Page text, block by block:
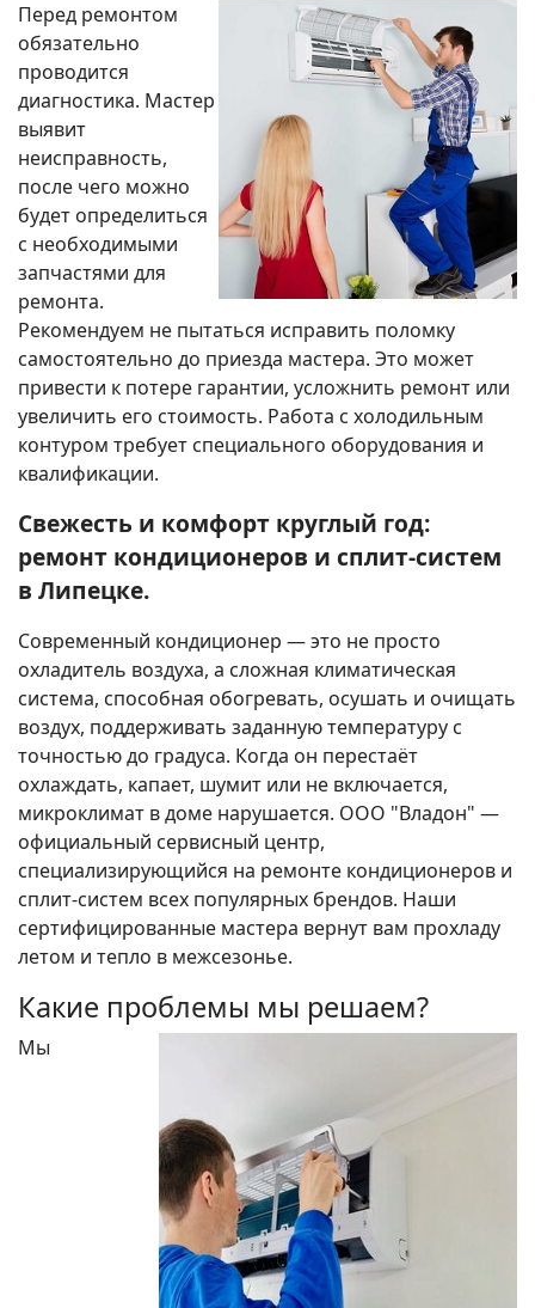
Перед ремонтом
обязательно
проводится
диагностика. Мастер
выявит
неисправность,
после чего можно
будет определиться
с необходимыми
запчастями для
ремонта.
Рекомендуем не пытаться исправить поломку
самостоятельно до приезда мастера. Это может
привести к потере гарантии, усложнить ремонт или
увеличить его стоимость. Работа с холодильным
контуром требует специального оборудования и
квалификации.
Свежесть и комфорт круглый год:
ремонт кондиционеров и сплит-систем
в Липецке.
Современный кондиционер — это не просто
охладитель воздуха, а сложная климатическая
система, способная обогревать, осушать и очищать
воздух, поддерживать заданную температуру с
точностью до градуса. Когда он перестаёт
охлаждать, капает, шумит или не включается,
микроклимат в доме нарушается. ООО "Владон" —
официальный сервисный центр,
специализирующийся на ремонте кондиционеров и
сплит-систем всех популярных брендов. Наши
сертифицированные мастера вернут вам прохладу
летом и тепло в межсезонье.
Какие проблемы мы решаем?
Мы